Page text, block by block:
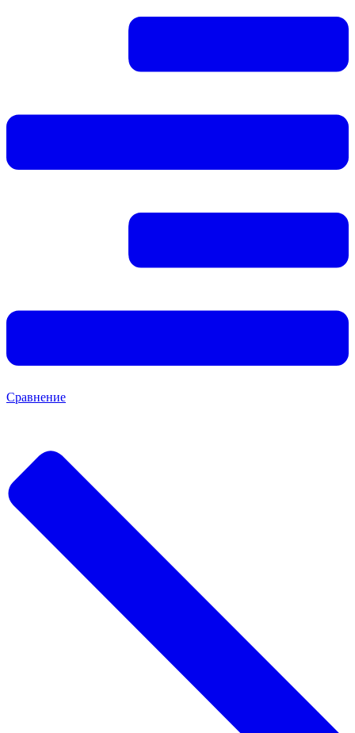
Сравнение